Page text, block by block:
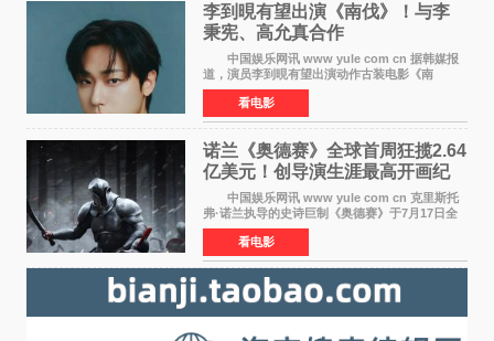
李到晛有望出演《南伐》！与李
秉宪、高允真合作
中国娱乐网讯 www yule com cn 据韩媒报
道，演员李到晛有望出演动作古装电影《南
伐》，与李秉宪、高允真合作，引发关注。
该片为动作古装片，讲述朝鲜初期，为了解救被
倭寇绑走的俘虏，9
看电影
诺兰《奥德赛》全球首周狂揽2.64
亿美元！创导演生涯最高开画纪
中国娱乐网讯 www yule com cn 克里斯托
弗·诺兰执导的史诗巨制《奥德赛》于7月17日全
球上映，首周末票房表现远超预期——北美首周
三天粗报1 245亿美元（开画3919馆），全球首周
2 641亿美元
看电影